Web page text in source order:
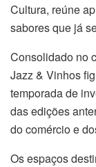
Cultura, reúne
sabores que já
Consolidado no
Jazz & Vinhos
temporada de
das edições
do comércio e
Os espaços